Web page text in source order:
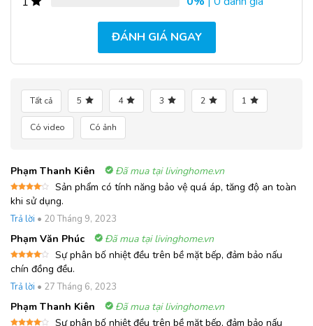
ĐÁNH GIÁ NGAY
Tất cả 5 4 3 2 1
Có video Có ảnh
Phạm Thanh Kiên Đã mua tại livinghome.vn
Được
xếp
hạng 4
5 sao
Sản phẩm có tính năng bảo vệ quá áp, tăng độ an toàn
khi sử dụng.
Trả lời • 20 Tháng 9, 2023
Phạm Văn Phúc Đã mua tại livinghome.vn
Được
xếp
hạng 4
5 sao
Sự phân bố nhiệt đều trên bề mặt bếp, đảm bảo nấu
chín đồng đều.
Trả lời • 27 Tháng 6, 2023
Phạm Thanh Kiên Đã mua tại livinghome.vn
Sự phân bố nhiệt đều trên bề mặt bếp, đảm bảo nấu